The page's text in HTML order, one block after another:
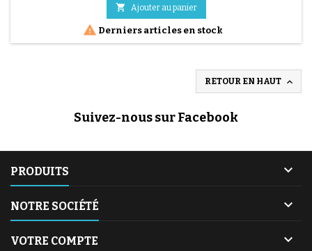
22 kg). Alliant robustesse et maniabilité, elle dispose de roues PU
increvables et d'un...
 Ajouter au panier
 Derniers articles en stock
RETOUR EN HAUT 
Suivez-nous sur Facebook
PRODUITS 
NOTRE SOCIÉTÉ 
VOTRE COMPTE 